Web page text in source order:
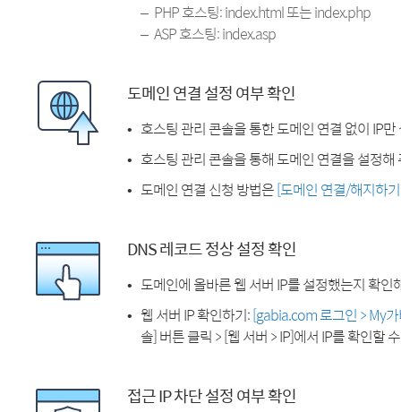
PHP 호스팅: index.html 또는 index.php
ASP 호스팅: index.asp
도메인 연결 설정 여부 확인
호스팅 관리 콘솔을 통한 도메인 연결 없이 IP
호스팅 관리 콘솔을 통해 도메인 연결을 설정해
도메인 연결 신청 방법은[도메인 연결/해지하
DNS 레코드 정상 설정 확인
도메인에 올바른 웹 서버 IP를 설정했는지 확인
웹 서버 IP 확인하기:[gabia.com 로그인 > My
솔] 버튼 클릭 > [웹 서버 > IP]에서 IP를 확인할
접근 IP 차단 설정 여부 확인